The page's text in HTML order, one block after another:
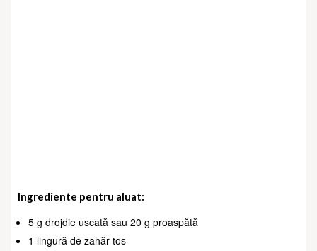
Ingrediente pentru aluat:
5 g drojdie uscată sau 20 g proaspătă
1 lingură de zahăr tos